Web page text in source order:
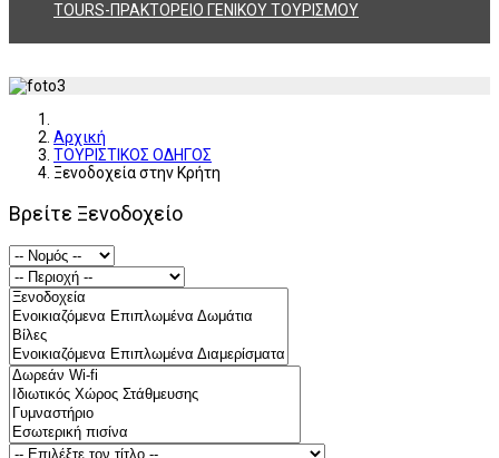
TOURS-ΠΡΑΚΤΟΡΕΙΟ ΓΕΝΙΚΟΥ ΤΟΥΡΙΣΜΟΥ
Αρχική
ΤΟΥΡΙΣΤΙΚΟΣ ΟΔΗΓΟΣ
Ξενοδοχεία στην Κρήτη
Βρείτε Ξενοδοχείο